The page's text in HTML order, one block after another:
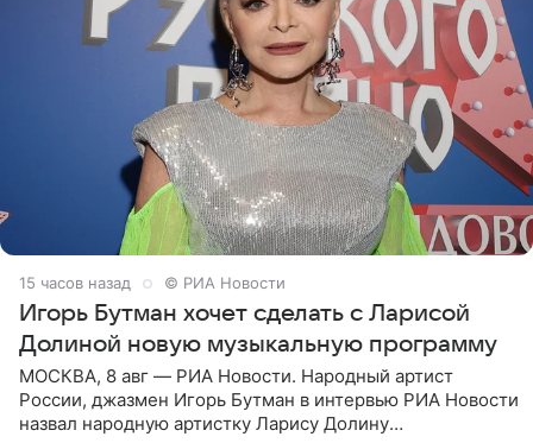
15 часов назад © РИА Новости
Игорь Бутман хочет сделать с Ларисой
Долиной новую музыкальную программу
МОСКВА, 8 авг — РИА Новости. Народный артист
России, джазмен Игорь Бутман в интервью РИА Новости
назвал народную артистку Ларису Долину